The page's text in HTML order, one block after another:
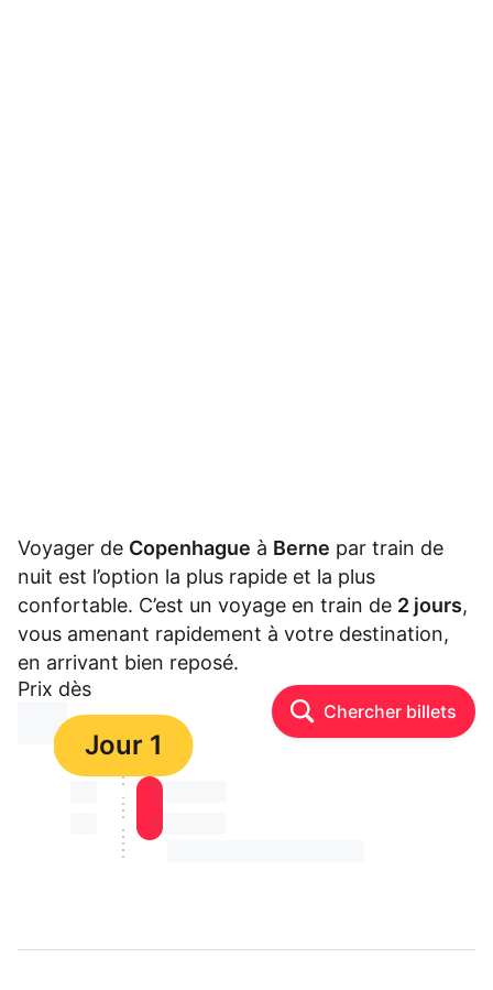
Voyager de Copenhague à Berne par train de
nuit est l’option la plus rapide et la plus
confortable. C’est un voyage en train de 2 jours,
vous amenant rapidement à votre destination,
en arrivant bien reposé.
Prix dès
⏳⏳ Chercher billets
Jour 1
⏳⏳ ⏳ ⏳⏳
⏳⏳ ⏳ ⏳⏳